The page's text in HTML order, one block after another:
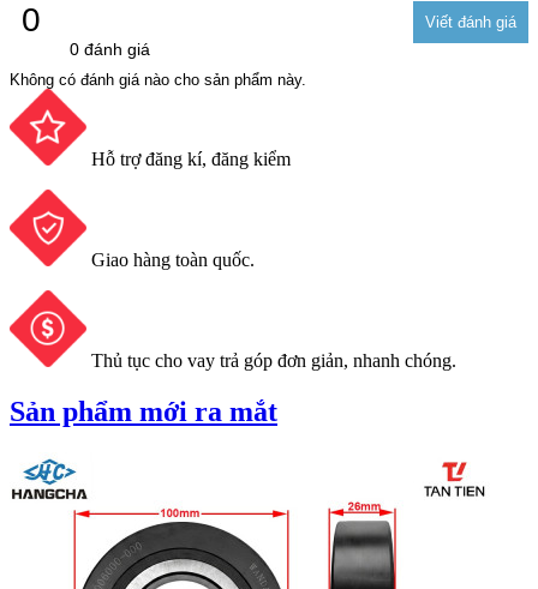
0
0 đánh giá
Không có đánh giá nào cho sản phẩm này.
Hỗ trợ đăng kí, đăng kiểm
Giao hàng toàn quốc.
Thủ tục cho vay trả góp đơn giản, nhanh chóng.
Sản phẩm mới ra mắt